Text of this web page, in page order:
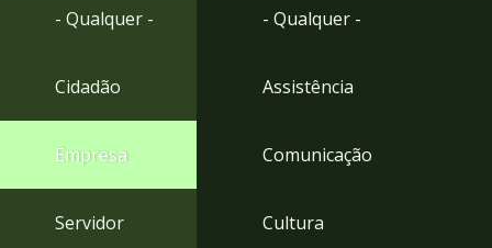
- Qualquer -
Cidadão
Empresa
Servidor
- Qualquer -
Assistência
Comunicação
Cultura